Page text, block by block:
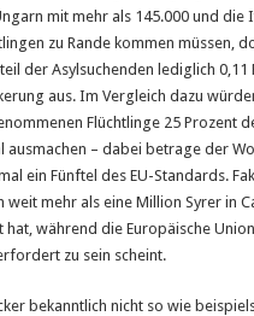
mit mehr als 145.000 und die
zu Rande kommen müssen,
der Asylsuchenden lediglich 0,11
aus. Im Vergleich dazu
Flüchtlinge 25 Prozent
ausmachen – dabei betrage der
ein Fünftel des EU-Standards.
weit mehr als eine Million Syrer in
während die Europäische
zu sein scheint.
bekanntlich nicht so wie